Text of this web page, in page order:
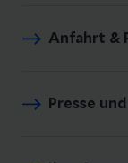
Anfahrt &
Presse